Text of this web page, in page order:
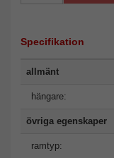
Specifikation
allmänt
hängare:
övriga egenskaper
ramtyp: